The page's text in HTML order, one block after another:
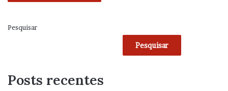
Pesquisar
Pesquisar
Posts recentes